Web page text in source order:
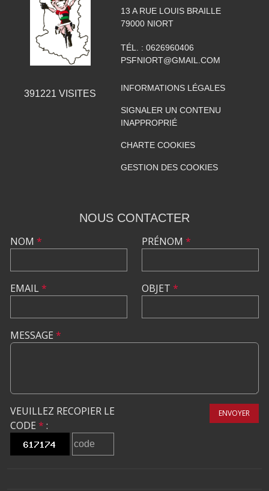
391221 VISITES
13 A RUE LOUIS BRAILLE
79000 NIORT
TÉL. : 0626960406
PSFNIORT@GMAIL.COM
INFORMATIONS LÉGALES
SIGNALER UN CONTENU
INAPPROPRIÉ
CHARTE COOKIES
GESTION DES COOKIES
NOUS CONTACTER
NOM *
EMAIL*
PRÉNOM *
OBJET *
MESSAGE *
VEUILLEZ RECOPIER LE
CODE * :
ENVOYER